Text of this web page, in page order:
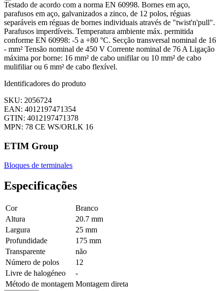
Testado de acordo com a norma EN 60998. Bornes em aço,
parafusos em aço, galvanizados a zinco, de 12 polos, réguas
separáveis em réguas de bornes individuais através de "twist'n'pull".
Parafusos imperdíveis. Temperatura ambiente máx. permitida
conforme EN 60998: -5 a +80 °C. Secção transversal nominal de 16
- mm² Tensão nominal de 450 V Corrente nominal de 76 A Ligação
máxima por borne: 16 mm² de cabo unifilar ou 10 mm² de cabo
mulifiliar ou 6 mm² de cabo flexível.
Identificadores do produto
SKU: 2056724
EAN: 4012197471354
GTIN: 4012197471378
MPN: 78 CE WS/ORLK 16
ETIM Group
Bloques de terminales
Especificações
Cor
Branco
Altura
20.7 mm
Largura
25 mm
Profundidade
175 mm
Transparente
não
Número de polos
12
Livre de halogéneo
-
Método de montagem Montagem direta